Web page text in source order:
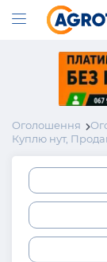
Оголошення
Куплю нут,